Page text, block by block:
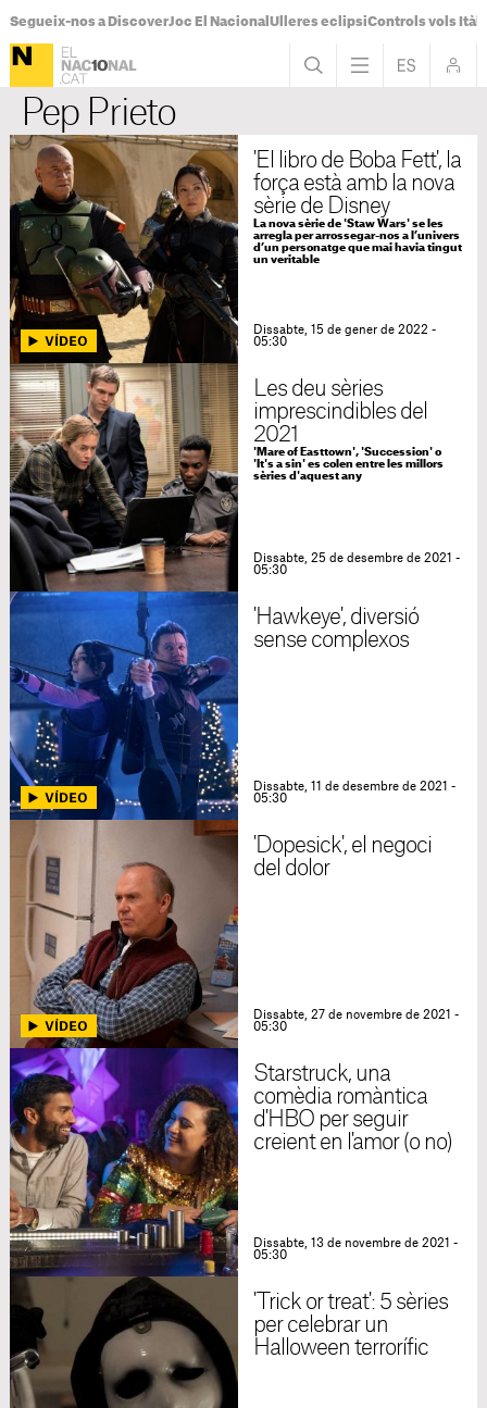
Segueix-nos a DiscoverJoc El Nacional Ulleres eclipsiControls vols
Pep Prieto
'El libro de Boba Fett', la
força està amb la nova
sèrie de Disney
La nova sèrie de 'Staw Wars' se les
arregla per arrossegar-nos a l’univers
d’un personatge que mai havia tingut
un veritable
Dissabte, 15 de gener de 2022 -
05:30
Les deu sèries
imprescindibles del
2021
'Mare of Easttown', 'Succession' o
'It's a sin' es colen entre les millors
sèries d'aquest any
Dissabte, 25 de desembre de 2021 -
05:30
'Hawkeye', diversió
sense complexos
Dissabte, 11 de desembre de 2021 -
05:30
'Dopesick', el negoci
del dolor
Dissabte, 27 de novembre de 2021 -
05:30
Starstruck, una
comèdia romàntica
d'HBO per seguir
creient en l'amor (o no)
Dissabte, 13 de novembre de 2021 -
05:30
'Trick or treat': 5 sèries
per celebrar un
Halloween terrorífic